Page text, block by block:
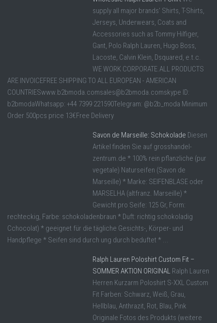
supply all major brands’ Shirts, T-Shirts,
Jerseys, Underwears, Coats and
Accessories such as Tommy Hilfiger,
Gant, Polo Ralph Lauren, Hugo Boss,
Lacoste, Calvin Klein, Dsquared, e.t.c.
WE WORK CORPORATE.ALL PRODUCTS
ARE INVOICEFREE SHIPPING TO ALL EUROPEAN - AMERICAN
COUNTRIESwww.b2bmoda.comsales@b2bmoda.comskype ID:
b2bmodaWhatsapp: +44 7399 221590Telegram: @b2b_moda Minimum
Order 500pcs price 13€Free Delivery
Savon de Marseille: Schokolade Diesen
Artikel finden Sie auf grosshandel-
zentrum.de * 100% rein pflanzliche (pur
vegetale) Naturseifen (Savon de
Marseille) * Marke: SEIFENBLASE oder
MARSELHA (altfranz. Marseille) *
Gewicht pro Seife: 125 Gr, Form:
rechteckig, Farbe: schokoladenbraun * Duft: richtig schokoladig
Cchocolat) * geeignet für die tägliche Gesichts-, Körper- und
Handpflege * Seifen sind durch ung durch beduftet * ...
Ralph Lauren Poloshirt Custom Fit –
SOMMER AKTION ORIGINAL Ralph Lauren
Herren Kurzarm Poloshirt S-XXL Custom
Fit Farben: Schwarz, Weiß, Grau,
Hellblau, Anthrazit, Rot, Blau, Pink
Originale Fotos des Produkts (weitere